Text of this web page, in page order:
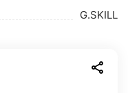
G.SKILL